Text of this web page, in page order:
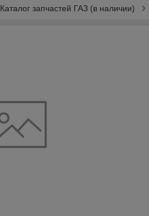
Каталог запчастей ГАЗ (в наличии)